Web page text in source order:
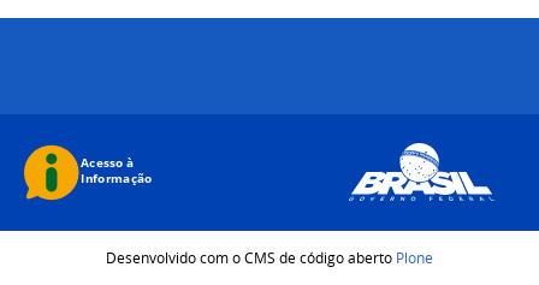
Desenvolvido com o CMS de código aberto Plone